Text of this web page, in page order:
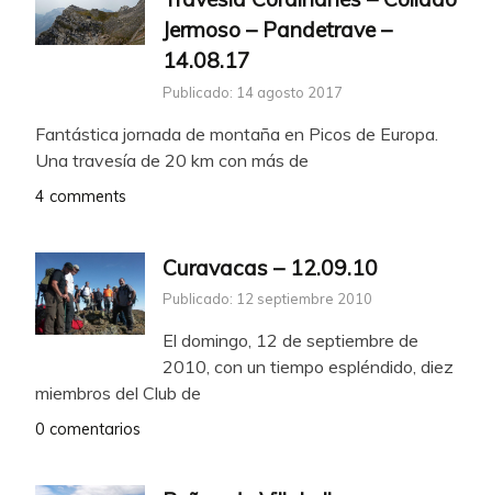
Jermoso – Pandetrave –
14.08.17
Publicado: 14 agosto 2017
Fantástica jornada de montaña en Picos de Europa.
Una travesía de 20 km con más de
4 comments
Curavacas – 12.09.10
Publicado: 12 septiembre 2010
El domingo, 12 de septiembre de
2010, con un tiempo espléndido, diez
miembros del Club de
0 comentarios